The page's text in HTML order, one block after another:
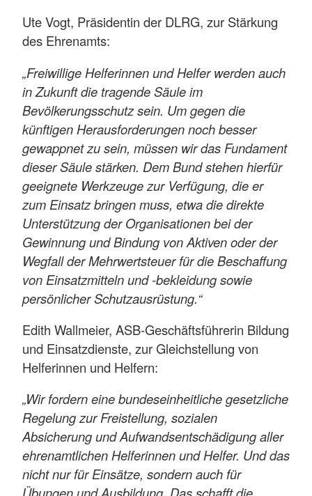
Ute Vogt, Präsidentin der DLRG, zur Stärkung
des Ehrenamts:
„Freiwillige Helferinnen und Helfer werden auch
in Zukunft die tragende Säule im
Bevölkerungsschutz sein. Um gegen die
künftigen Herausforderungen noch besser
gewappnet zu sein, müssen wir das Fundament
dieser Säule stärken. Dem Bund stehen hierfür
geeignete Werkzeuge zur Verfügung, die er
zum Einsatz bringen muss, etwa die direkte
Unterstützung der Organisationen bei der
Gewinnung und Bindung von Aktiven oder der
Wegfall der Mehrwertsteuer für die Beschaffung
von Einsatzmitteln und -bekleidung sowie
persönlicher Schutzausrüstung.“
Edith Wallmeier, ASB-Geschäftsführerin Bildung
und Einsatzdienste, zur Gleichstellung von
Helferinnen und Helfern:
„Wir fordern eine bundeseinheitliche gesetzliche
Regelung zur Freistellung, sozialen
Absicherung und Aufwandsentschädigung aller
ehrenamtlichen Helferinnen und Helfer. Und das
nicht nur für Einsätze, sondern auch für